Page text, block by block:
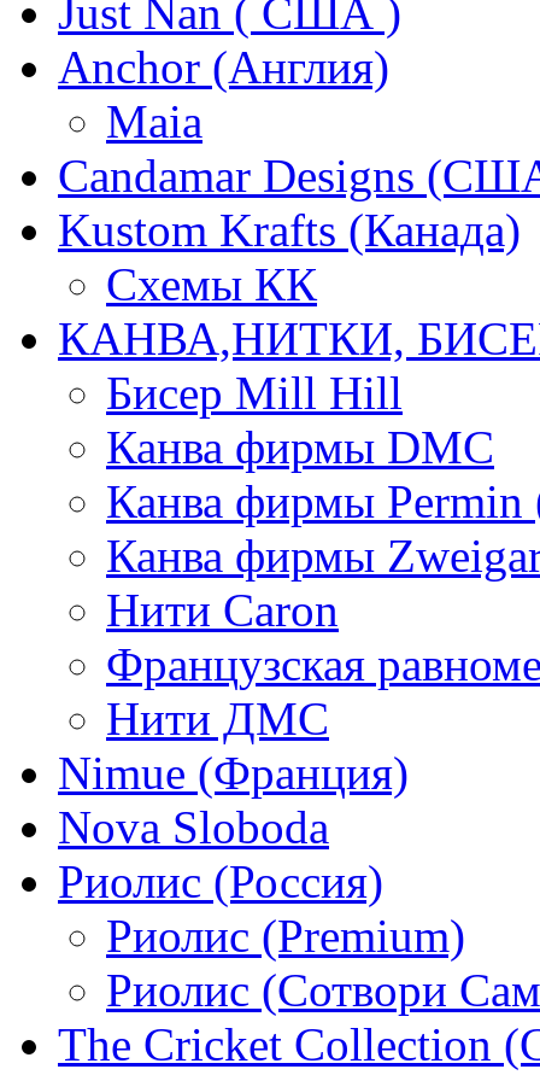
Just Nan ( США )
Anchor (Англия)
Maia
Candamar Designs
Kustom Krafts (Канада)
Схемы КК
КАНВА,НИТКИ,
Бисер Mill Hill
Канва фирмы DMC
Канва фирмы Permin
Канва фирмы
Нити Caron
Французская
Нити ДМС
Nimue (Франция)
Nova Sloboda
Риолис (Россия)
Риолис (Premium)
Риолис (Сотвори
The Cricket Collection